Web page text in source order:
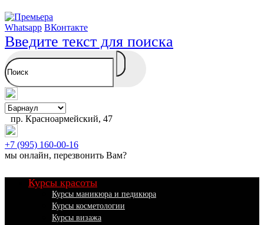
Whatsapp ВКонтакте
Введите текст для поиска
пр. Красноармейский, 47
+7 (995) 160-00-16
мы онлайн, перезвонить Вам?
Курсы красоты
Курсы маникюра и педикюра
Курсы косметологии
Курсы визажа